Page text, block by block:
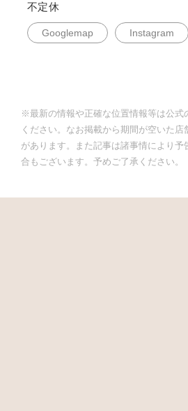
不定休
Googlemap Instagram
※最新の情報や正確な位置情報等は公式
ください。なお掲載から期間が空いた
があります。また記事は諸事情により予
合もございます。予めご了承ください。